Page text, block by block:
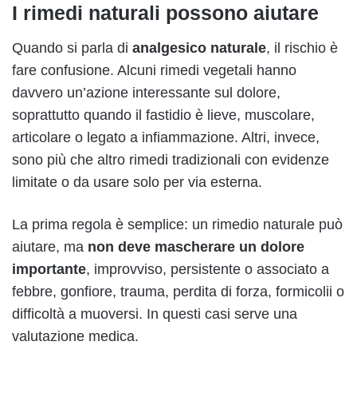
I rimedi naturali possono aiutare
Quando si parla di analgesico naturale, il rischio è
fare confusione. Alcuni rimedi vegetali hanno
davvero un’azione interessante sul dolore,
soprattutto quando il fastidio è lieve, muscolare,
articolare o legato a infiammazione. Altri, invece,
sono più che altro rimedi tradizionali con evidenze
limitate o da usare solo per via esterna.
La prima regola è semplice: un rimedio naturale può
aiutare, ma non deve mascherare un dolore
importante, improvviso, persistente o associato a
febbre, gonfiore, trauma, perdita di forza, formicolii o
difficoltà a muoversi. In questi casi serve una
valutazione medica.